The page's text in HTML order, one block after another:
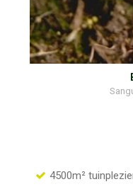
4500m²